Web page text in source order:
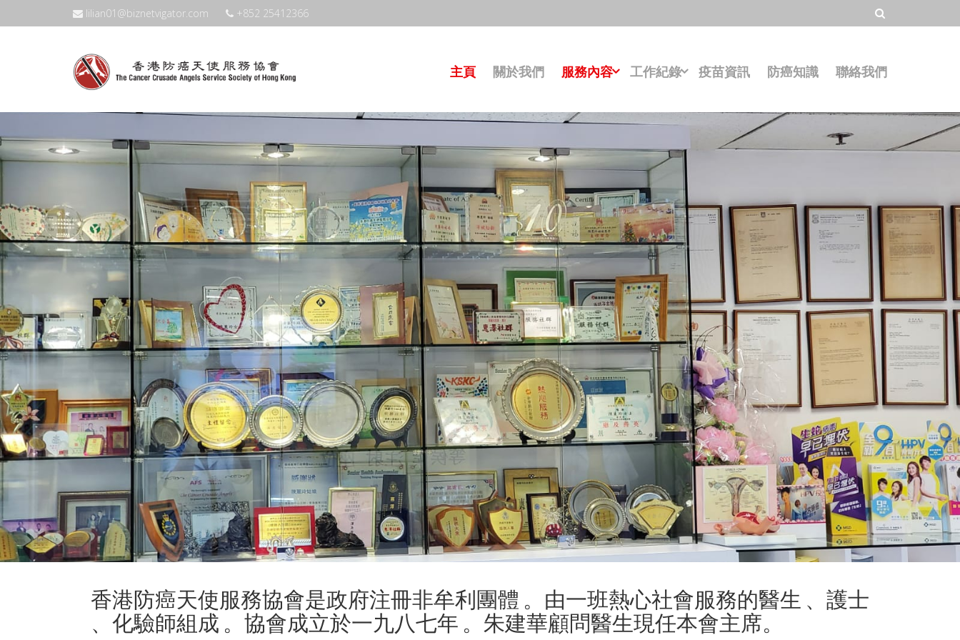
lilian01@biznetvigator.com +852 25412366
主頁 關於我們 服務內容 工作紀錄 疫苗資訊 防癌知識 聯絡我們
香港防癌天使服務協會是政府注冊非牟利團體 。由一班熱心社會服務的醫生 、護士
、化驗師組成 。協會成立於一九八七年 。朱建華顧問醫生現任本會主席。